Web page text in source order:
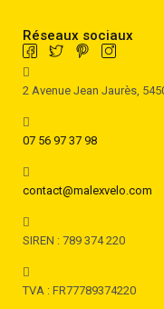
Réseaux sociaux
2 Avenue Jean Jaurès,
07 56 97 37 98
contact@malexvelo.com
SIREN : 789 374 220
TVA : FR77789374220